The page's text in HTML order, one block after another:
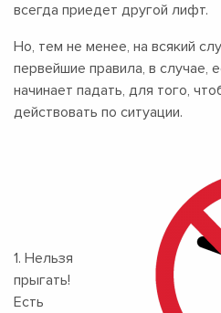
всегда приедет другой лифт.
Но, тем не менее, на всякий
первейшие правила, в случае,
начинает падать, для того,
действовать по ситуации.
1. Нельзя
прыгать!
Есть